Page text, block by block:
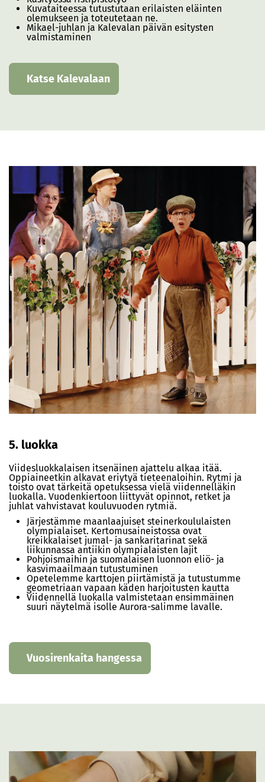
Kuvataiteessa tutustutaan erilaisten eläinten
olemukseen ja toteutetaan ne.
Mikael-juhlan ja Kalevalan päivän esitysten
valmistaminen
Katse Kalevalaan
5. luokka
Viidesluokkalaisen itsenäinen ajattelu alkaa itää.
Oppiaineetkin alkavat eriytyä tieteenaloihin. Rytmi ja
toisto ovat tärkeitä opetuksessa vielä viidennelläkin
luokalla. Vuodenkiertoon liittyvät opinnot, retket ja
juhlat vahvistavat kouluvuoden rytmiä.
Järjestämme maanlaajuiset steinerkoululaisten
olympialaiset. Kertomusaineistossa ovat
kreikkalaiset jumal- ja sankaritarinat sekä
liikunnassa antiikin olympialaisten lajit
Pohjoismaihin ja suomalaisen luonnon eliö- ja
kasvimaailmaan tutustuminen
Opetelemme karttojen piirtämistä ja tutustumme
geometriaan vapaan käden harjoitusten kautta
Viidennellä luokalla valmistetaan ensimmäinen
suuri näytelmä isolle Aurora-salimme lavalle.
Vuosirenkaita hangessa